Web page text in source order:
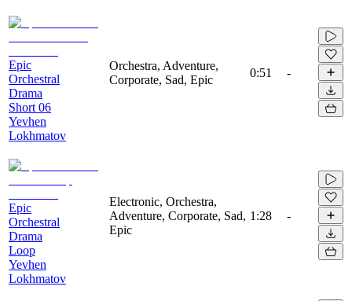
Epic
Orchestral
Drama
Short 06
Yevhen
Lokhmatov
Orchestra, Adventure,
Corporate, Sad, Epic
0:51 -
Epic
Orchestral
Drama
Loop
Yevhen
Lokhmatov
Electronic, Orchestra,
Adventure, Corporate, Sad,
Epic
1:28 -